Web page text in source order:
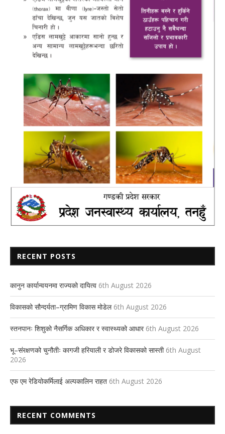
RECENT POSTS
कानुन कार्यान्वयनमा राज्यको दायित्व 6th August 2026
विकासको सौन्दर्यता–ग्रामिण विकास मोडेल 6th August 2026
स्तनपानः शिशुको नैसर्गिक अधिकार र स्वास्थ्यको आधार 6th August 2026
भू–संरक्षणको चुनौतीः कागजी हरियाली र डोजरे विकासको सास्ती 6th August
2026
एफ एम रेडियोकर्मिलाई अल्पकालिन राहत 6th August 2026
RECENT COMMENTS